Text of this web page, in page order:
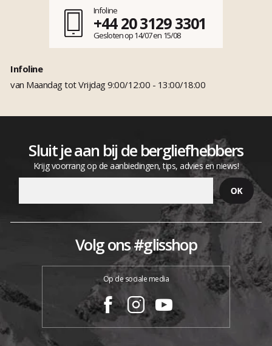
Infoline
+44 20 3129 3301
Gesloten op 14/07 en 15/08
Infoline
van Maandag tot Vrijdag 9:00/12:00 - 13:00/18:00
Sluit je aan bij de bergliefhebbers
Krijg voorrang op de aanbiedingen, tips, advies en niews!
Volg ons #glisshop
Op de sociale media